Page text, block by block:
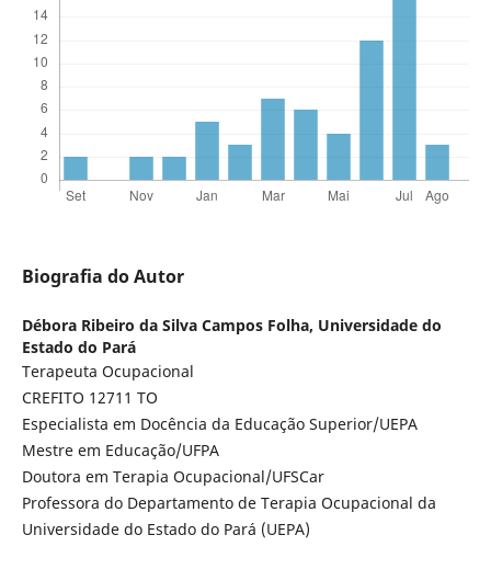
Biografia do Autor
Débora Ribeiro da Silva Campos Folha, Universidade do
Estado do Pará
Terapeuta Ocupacional
CREFITO 12711 TO
Especialista em Docência da Educação Superior/UEPA
Mestre em Educação/UFPA
Doutora em Terapia Ocupacional/UFSCar
Professora do Departamento de Terapia Ocupacional da
Universidade do Estado do Pará (UEPA)